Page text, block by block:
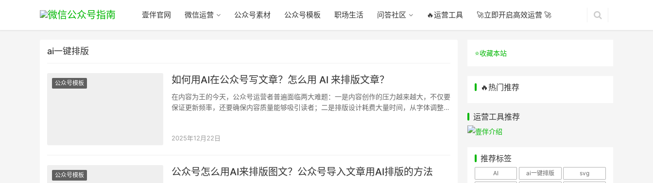
壹伴官网 微信运营 公众号素材 公众号模板 职场生活 问答社区 🔥运营工具 🚀立即开启高效运营 🚀
ai一键排版
公众号模板 如何用AI在公众号写文章？怎么用 AI 来排版文章？
在内容为王的今天，公众号运营者普遍面临两大难题：一是内容创作的压力越来越大，不仅要
保证更新频率，还要确保内容质量能够吸引读者；二是排版设计耗费大量时间，从字体调整到
2025年12月22日
公众号模板 公众号怎么用AI来排版图文？公众号导入文章用AI排版的方法
⭐️收藏本站
🔥热门推荐
运营工具推荐
推荐标签
AI ai一键排版
svg